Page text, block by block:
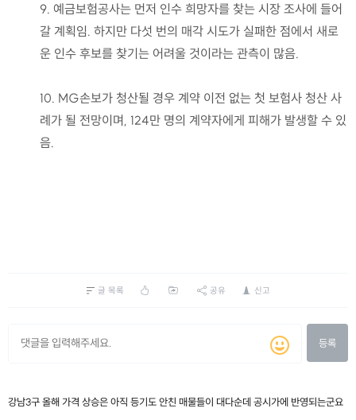
9. 예금보험공사는 먼저 인수 희망자를 찾는 시장 조사에 들어
갈 계획임. 하지만 다섯 번의 매각 시도가 실패한 점에서 새로
운 인수 후보를 찾기는 어려울 것이라는 관측이 많음.
10. MG손보가 청산될 경우 계약 이전 없는 첫 보험사 청산 사
례가 될 전망이며, 124만 명의 계약자에게 피해가 발생할 수 있
음.
글 목록 공유 신고
등록
강남3구 올해 가격 상승은 아직 등기도 안친 매물들이 대다순데 공시가에 반영되는군요